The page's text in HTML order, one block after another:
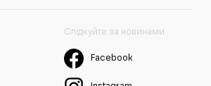
Слідкуйте за новинами
Facebook